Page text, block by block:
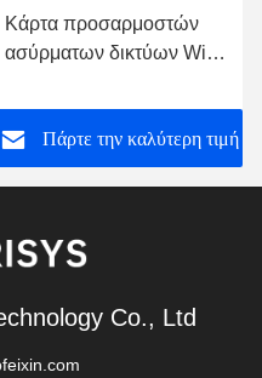
Κάρτα προσαρμοστών
ασύρματων δικτύων WiFi
καρτών ασύρματων
δικτύων BLE5.2 PCI Ε
Πάρτε την καλύτερη τιμή
Co., Ltd